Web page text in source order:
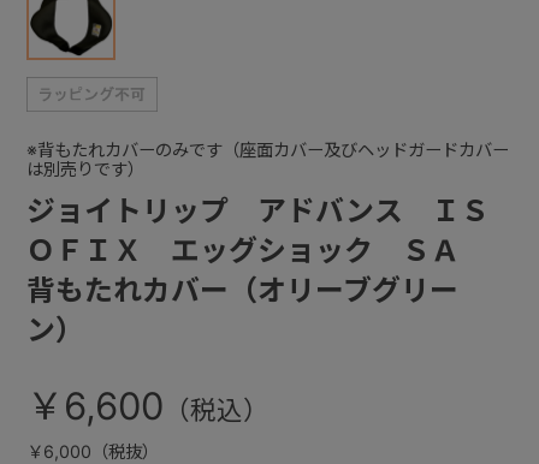
ジョイトリップ アドバンス ＩＳ
ＯＦＩＸ エッグショック ＳＡ
背もたれカバー（オリーブグリー
ン）
※背もたれカバーのみです（座面カバー及びヘッドガードカバー
は別売りです）
￥6,600
￥6,000（税抜）